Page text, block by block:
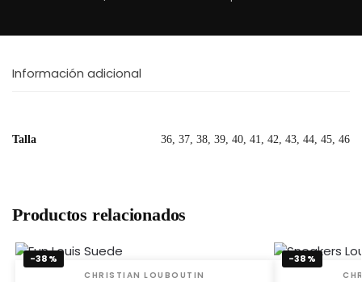
Información adicional
Talla 36, 37, 38, 39, 40, 41, 42, 43, 44, 45, 46
Productos relacionados
-38%
CHRISTIAN LOUBOUTIN
-38%